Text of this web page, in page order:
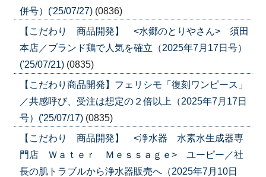
併号）('25/07/27) (0836)
【こだわり 商品開発】 <水郷のとりやさん> 須田
本店／ブランド鶏で人気を確立（2025年7月17日号）
('25/07/21) (0835)
【こだわり商品開発】フェリシモ「復刻ワンピース」
／共感呼び、受注は想定の２倍以上（2025年7月17日
号）('25/07/17) (0835)
【こだわり 商品開発】 <浄水器 水素水生成器専
門店 Ｗａｔｅｒ Ｍｅｓｓａｇｅ> ユーピー／社
長の肌トラブルから浄水器販売へ（2025年7月10日